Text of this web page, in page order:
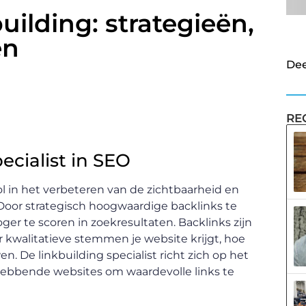
strategieën,
in SEO
in het verbeteren van de zichtbaarheid en
strategisch hoogwaardige backlinks te
te scoren in zoekresultaten. Backlinks zijn
stemmen je website krijgt, hoe
De linkbuilding specialist richt zich op het
websites om waardevolle links te